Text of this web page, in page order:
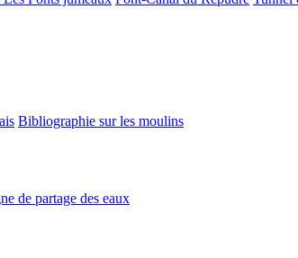
Bibliographie sur les moulins
de partage des eaux